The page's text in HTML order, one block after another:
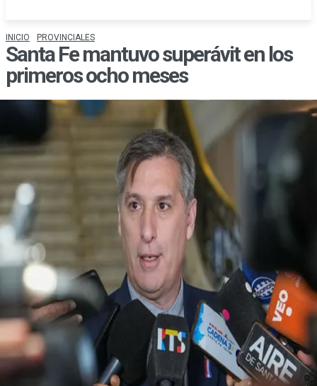
INICIO PROVINCIALES
Santa Fe mantuvo superávit en los
primeros ocho meses